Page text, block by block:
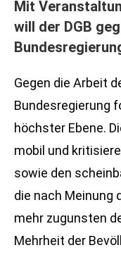
Mit
will der DGB
Gegen die Arbeit
Bundesregierung
höchster Ebene.
mobil und
sowie den
die nach Meinung
mehr zugunsten
Mehrheit der